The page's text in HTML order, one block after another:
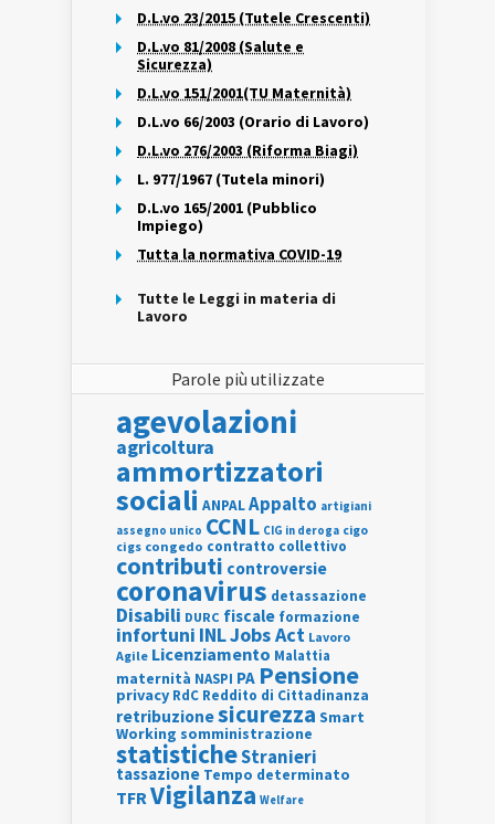
D.L.vo 23/2015 (Tutele Crescenti)
D.L.vo 81/2008 (Salute e
Sicurezza)
D.L.vo 151/2001(TU Maternità)
D.L.vo 66/2003 (Orario di Lavoro)
D.L.vo 276/2003 (Riforma Biagi)
L. 977/1967 (Tutela minori)
D.L.vo 165/2001 (Pubblico
Impiego)
Tutta la normativa COVID-19
Tutte le Leggi in materia di
Lavoro
Parole più utilizzate
agevolazioni
agricoltura
ammortizzatori
sociali ANPALAppalto artigiani
assegno unico CCNL CIG in deroga cigo
cigs congedo contratto collettivo
contributi controversie
coronavirus detassazione
Disabili DURC fiscale formazione
infortuni INLJobs Act Lavoro
Agile Licenziamento Malattia
maternità NASPI PA Pensione
privacy RdC Reddito di Cittadinanza
retribuzionesicurezza Smart
Working somministrazione
statisticheStranieri
tassazione Tempo determinato
TFRVigilanza Welfare